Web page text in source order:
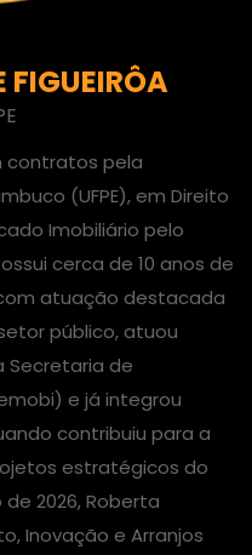
FIGUEIRÔA
contratos pela
(UFPE), em Direito
Imobiliário pelo
cerca de 10 anos de
atuação destacada
público, atuou
Secretaria de
e já integrou
contribuiu para a
estratégicos do
2026, Roberta
Inovação e Arranjos